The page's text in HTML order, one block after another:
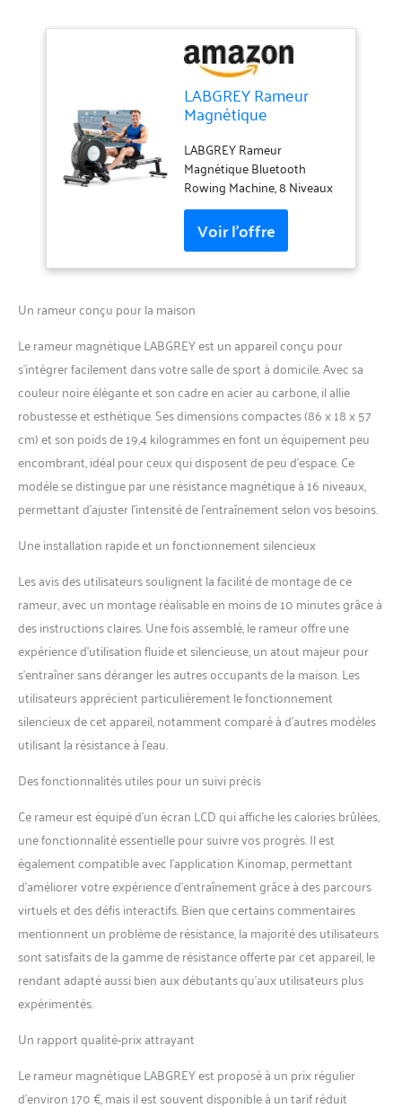
LABGREY Rameur
Magnétique
D'appartement,
Rameur Bluetooth,
Écran LCD, Silencieux,
Capacité Maximale
158 kg, Idéal pour
l’Entraînement Cardio
à Domicile (H320-
Magnétique [Modèle
LABGREY Rameur
Magnétique Bluetooth
Rowing Machine, 8 Niveaux
de Résistance, Double Rails
en Aluminium, Écran LCD,
Capacité Maximale 158 kg,
Un rameur conçu pour la maison
Le rameur magnétique LABGREY est un appareil conçu pour
s’intégrer facilement dans votre salle de sport à domicile. Avec sa
couleur noire élégante et son cadre en acier au carbone, il allie
robustesse et esthétique. Ses dimensions compactes (86 x 18 x 57
cm) et son poids de 19,4 kilogrammes en font un équipement peu
encombrant, idéal pour ceux qui disposent de peu d’espace. Ce
modèle se distingue par une résistance magnétique à 16 niveaux,
permettant d’ajuster l’intensité de l’entraînement selon vos besoins.
Une installation rapide et un fonctionnement silencieux
Les avis des utilisateurs soulignent la facilité de montage de ce
rameur, avec un montage réalisable en moins de 10 minutes grâce à
des instructions claires. Une fois assemblé, le rameur offre une
expérience d’utilisation fluide et silencieuse, un atout majeur pour
s’entraîner sans déranger les autres occupants de la maison. Les
utilisateurs apprécient particulièrement le fonctionnement
silencieux de cet appareil, notamment comparé à d’autres modèles
utilisant la résistance à l’eau.
Des fonctionnalités utiles pour un suivi précis
Ce rameur est équipé d’un écran LCD qui affiche les calories brûlées,
une fonctionnalité essentielle pour suivre vos progrès. Il est
également compatible avec l’application Kinomap, permettant
d’améliorer votre expérience d’entraînement grâce à des parcours
virtuels et des défis interactifs. Bien que certains commentaires
mentionnent un problème de résistance, la majorité des utilisateurs
sont satisfaits de la gamme de résistance offerte par cet appareil, le
rendant adapté aussi bien aux débutants qu’aux utilisateurs plus
expérimentés.
Un rapport qualité-prix attrayant
Le rameur magnétique LABGREY est proposé à un prix régulier
d’environ 170 €, mais il est souvent disponible à un tarif réduit